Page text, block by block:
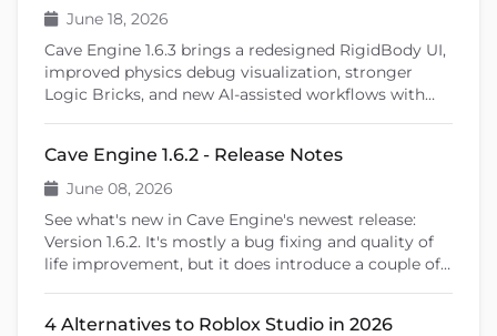
June 18, 2026
Cave Engine 1.6.3 brings a redesigned RigidBody UI,
improved physics debug visualization, stronger
Logic Bricks, and new AI-assisted workflows with
learning tools, and previews upcoming features like
shader editing and ragdoll physics.
Cave Engine 1.6.2 - Release Notes
June 08, 2026
See what's new in Cave Engine's newest release:
Version 1.6.2. It's mostly a bug fixing and quality of
life improvement, but it does introduce a couple of
4 Alternatives to Roblox Studio in 2026